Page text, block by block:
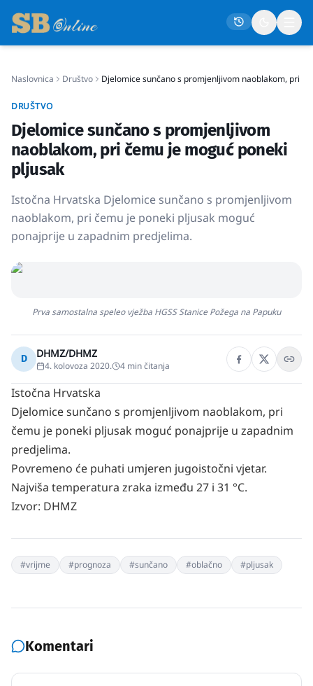
Politika
Gospodarstvo
Crna kronika
Sport
Kultura
Naslovnica Društvo Djelomice sunčano s promjenljivom naoblakom, pri
DRUŠTVO
Djelomice sunčano s promjenljivom
naoblakom, pri čemu je moguć poneki
pljusak
Istočna Hrvatska Djelomice sunčano s promjenljivom
naoblakom, pri čemu je poneki pljusak moguć
ponajprije u zapadnim predjelima.
Prva samostalna speleo vježba HGSS Stanice Požega na Papuku
D DHMZ/DHMZ
4. kolovoza 2020. 4 min čitanja
Istočna Hrvatska
Djelomice sunčano s promjenljivom naoblakom, pri
čemu je poneki pljusak moguć ponajprije u zapadnim
predjelima.
Povremeno će puhati umjeren jugoistočni vjetar.
Najviša temperatura zraka između 27 i 31 °C.
Izvor: DHMZ
#vrijme #prognoza #sunčano #oblačno #pljusak
Komentari